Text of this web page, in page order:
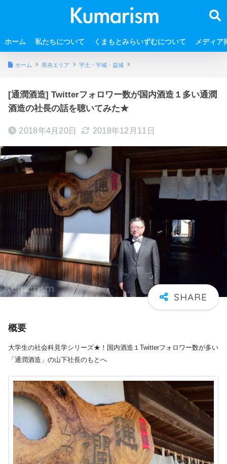
ホーム 私たちについて くまもとみらいずむについて メディア
ホーム 県央エリア 宇土・宇城・益城
[通潤酒造] Twitterフォロワー数が国内酒造１多い通潤
酒造の社長の話を聴いてみた★
2018年4月20日 2018年12月11日
概要
大学生の社会科見学シリーズ★！国内酒造１Twitterフォロワー数が多い
「通潤酒造」の山下社長のもとへ